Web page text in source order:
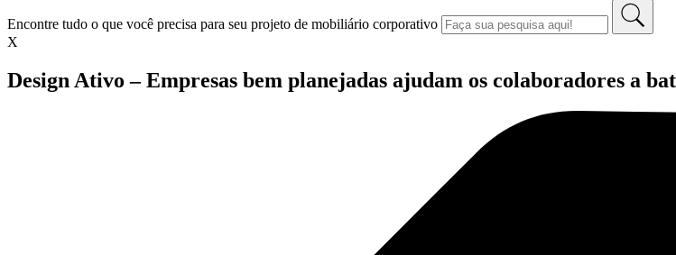
Encontre tudo o que você precisa para seu projeto de mobiliário corporativo
X
Design Ativo – Empresas bem planejadas ajudam os colaboradores a